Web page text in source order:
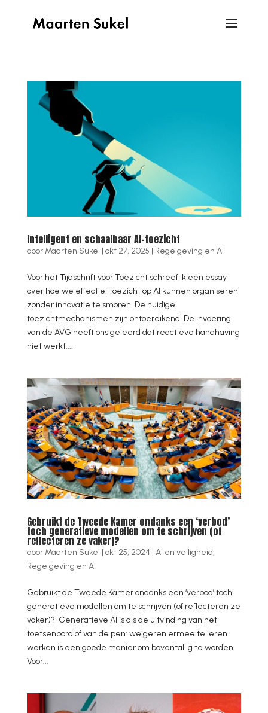
Intelligent en schaalbaar AI-toezicht
door Maarten Sukel | okt 27, 2025 | Regelgeving en AI
Voor het Tijdschrift voor Toezicht schreef ik een essay
over hoe we effectief toezicht op AI kunnen organiseren
zonder innovatie te smoren. De huidige
toezichtmechanismen zijn ontoereikend. De invoering
van de AVG heeft ons geleerd dat reactieve handhaving
niet werkt....
Gebruikt de Tweede Kamer ondanks een ‘verbod’
toch generatieve modellen om te schrijven (of
reflecteren ze vaker)?
door Maarten Sukel | okt 25, 2024 | AI en veiligheid,
Regelgeving en AI
Gebruikt de Tweede Kamer ondanks een ‘verbod’ toch
generatieve modellen om te schrijven (of reflecteren ze
vaker)? Generatieve AI is als de uitvinding van het
toetsenbord of van de pen: weigeren ermee te leren
werken is een goede manier om boventallig te worden.
Voor...